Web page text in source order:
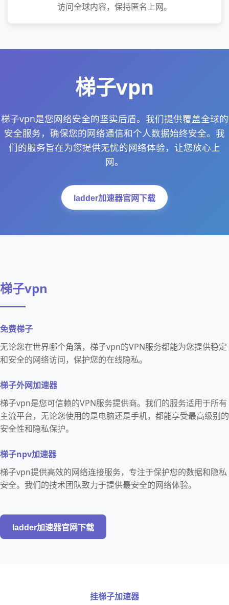
访问全球内容，保持匿名上网。
梯子vpn
梯子vpn是您网络安全的坚实后盾。我们提供覆盖全球的
安全服务，确保您的网络通信和个人数据始终安全。我
们的服务旨在为您提供无忧的网络体验，让您放心上
网。
ladder加速器官网下载
梯子vpn
免费梯子
无论您在世界哪个角落，梯子vpn的VPN服务都能为您提供稳定
和安全的网络访问，保护您的在线隐私。
梯子外网加速器
梯子vpn是您可信赖的VPN服务提供商。我们的服务适用于所有
主流平台，无论您使用的是电脑还是手机，都能享受最高级别的
安全性和隐私保护。
梯子npv加速器
梯子vpn提供高效的网络连接服务，专注于保护您的数据和隐私
安全。我们的技术团队致力于提供最安全的网络体验。
ladder加速器官网下载
挂梯子加速器